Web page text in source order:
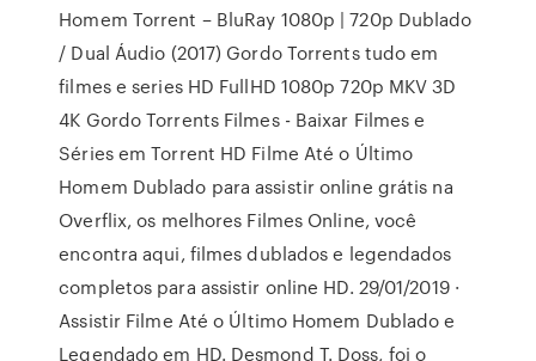
Homem Torrent – BluRay 1080p | 720p Dublado
/ Dual Áudio (2017) Gordo Torrents tudo em
filmes e series HD FullHD 1080p 720p MKV 3D
4K Gordo Torrents Filmes - Baixar Filmes e
Séries em Torrent HD Filme Até o Último
Homem Dublado para assistir online grátis na
Overflix, os melhores Filmes Online, você
encontra aqui, filmes dublados e legendados
completos para assistir online HD. 29/01/2019 ·
Assistir Filme Até o Último Homem Dublado e
Legendado em HD. Desmond T. Doss, foi o